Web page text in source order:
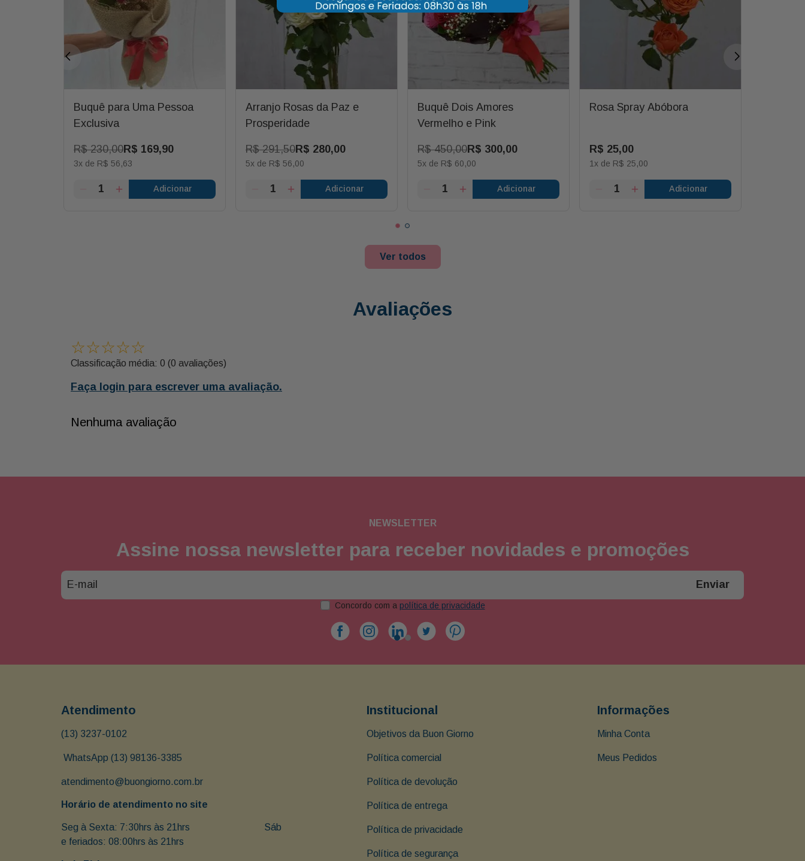
Buquê para Uma Pessoa
Exclusiva
R$ 230,00R$ 169,90
3x de R$ 56,63
Adicionar
Arranjo Rosas da Paz e
Prosperidade
R$ 291,50R$ 280,00
5x de R$ 56,00
Adicionar
Buquê Dois Amores
Vermelho e Pink
R$ 450,00R$ 300,00
5x de R$ 60,00
Adicionar
Rosa Spray Abóbora
R$ 25,00
1x de R$ 25,00
Adicionar
Ver todos
Avaliações
☆☆☆☆☆
Classificação média: 0 (0 avaliações)
Faça login para escrever uma avaliação.
Nenhuma avaliação
NEWSLETTER
Assine nossa newsletter para receber novidades e promoções
Enviar
Concordo com a política de privacidade
Atendimento
(13) 3237-0102
WhatsApp (13) 98136-3385
atendimento@buongiorno.com.br
Horário de atendimento no site
Seg à Sexta: 7:30hrs às 21hrs                               Sáb
e feriados: 08:00hrs às 21hrs
Institucional
Objetivos da Buon Giorno
Política comercial
Política de devolução
Política de entrega
Política de privacidade
Política de segurança
Informações
Minha Conta
Meus Pedidos